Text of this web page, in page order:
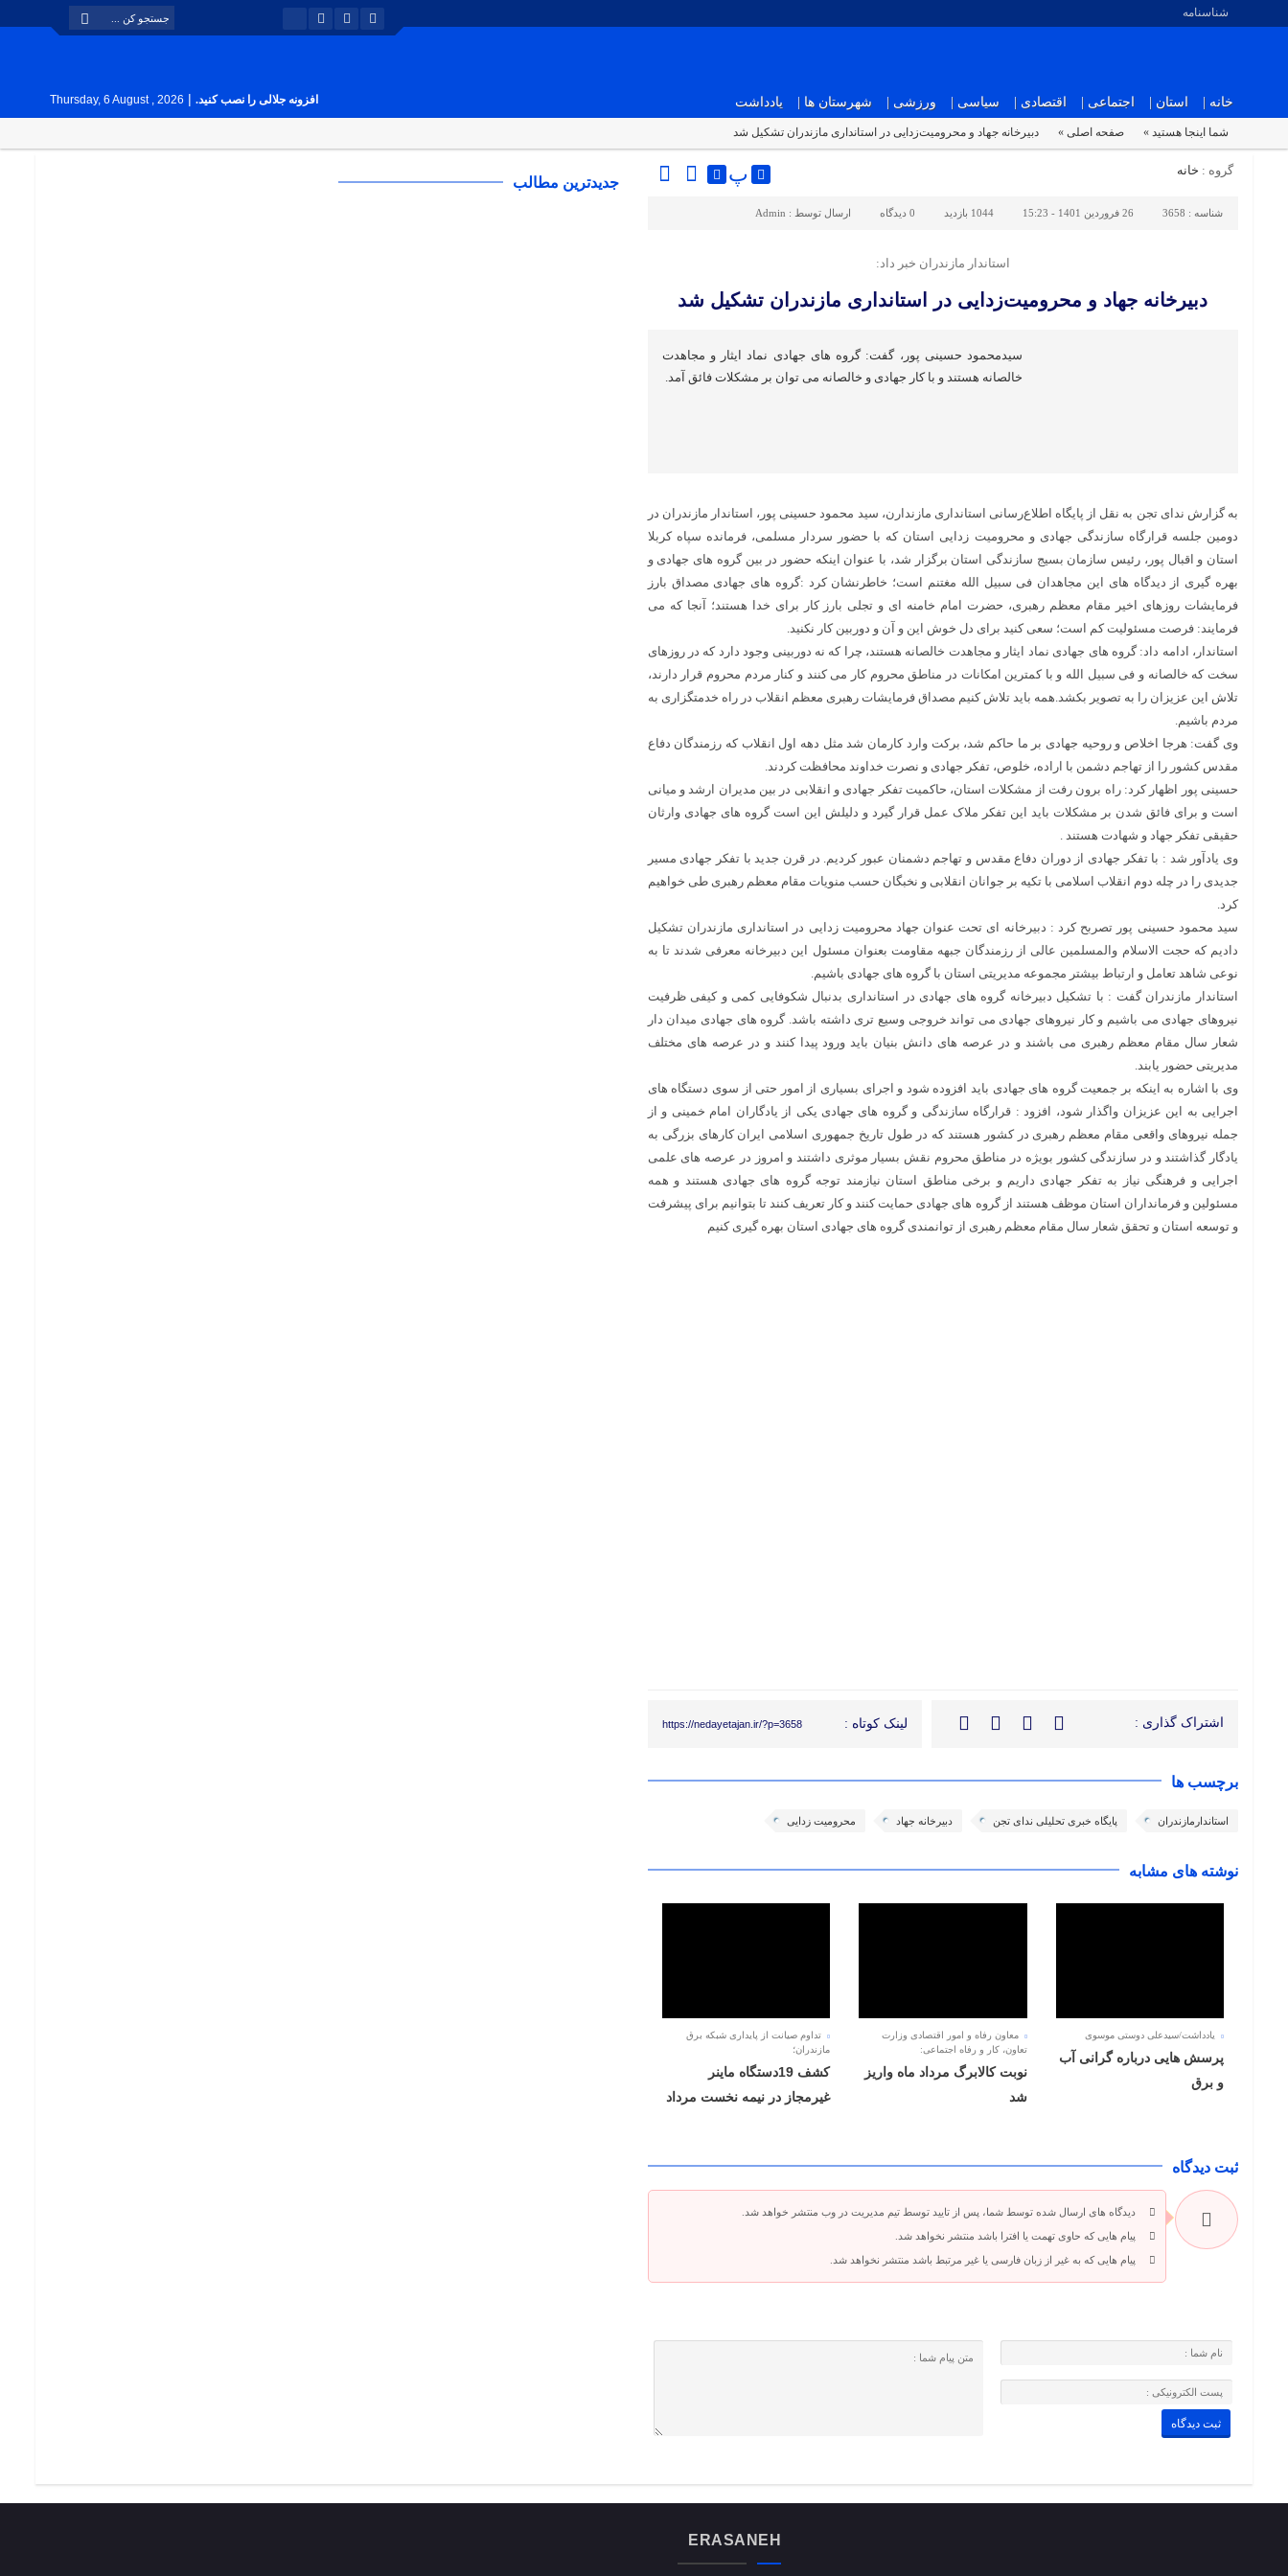
شناسنامه
خانه | استان | اجتماعی | اقتصادی | سیاسی | ورزشی | شهرستان ها | یادداشت افزونه جلالی را نصب کنید. |
Thursday, 6 August , 2026
شما اینجا هستید » صفحه اصلی » دبیرخانه جهاد و محرومیت‌زدایی در استانداری مازندران تشکیل شد
گروه : خانه پ
شناسه : 3658 26 فروردین 1401 - 15:23 1044 بازدید 0 دیدگاه ارسال توسط : Admin
استاندار مازندران خبر داد:
دبیرخانه جهاد و محرومیت‌زدایی در استانداری مازندران تشکیل شد
سیدمحمود حسینی پور، گفت: گروه های جهادی نماد ایثار و مجاهدت
خالصانه هستند و با کار جهادی و خالصانه می توان بر مشکلات فائق آمد. ‎
به گزارش ندای تجن به نقل از پایگاه اطلاع‌رسانی استانداری مازندارن، سید محمود حسینی پور، استاندار مازندران در
دومین جلسه قرارگاه سازندگی جهادی و محرومیت زدایی استان که با حضور سردار مسلمی، فرمانده سپاه کربلا
استان و اقبال پور، رئیس سازمان بسیج سازندگی استان برگزار شد، با عنوان اینکه حضور در بین گروه های جهادی و
بهره گیری از دیدگاه های این مجاهدان فی سبیل الله مغتنم است؛ خاطرنشان کرد :گروه های جهادی مصداق بارز
فرمایشات روزهای اخیر مقام معظم رهبری، حضرت امام خامنه ای و تجلی بارز کار برای خدا هستند؛ آنجا که می
فرمایند: فرصت مسئولیت کم است؛ سعی کنید برای دل خوش این و آن و دوربین کار نکنید.
استاندار، ادامه داد: گروه های جهادی نماد ایثار و مجاهدت خالصانه هستند، چرا که نه دوربینی وجود دارد که در روزهای
سخت که خالصانه و فی سبیل الله و با کمترین امکانات در مناطق محروم کار می کنند و کنار مردم محروم قرار دارند،
تلاش این عزیزان را به تصویر بکشد.همه باید تلاش کنیم مصداق فرمایشات رهبری معظم انقلاب در راه خدمتگزاری به
مردم باشیم.
وی گفت: هرجا اخلاص و روحیه جهادی بر ما حاکم شد، برکت وارد کارمان شد مثل دهه اول انقلاب که رزمندگان دفاع
مقدس کشور را از تهاجم دشمن با اراده، خلوص، تفکر جهادی و نصرت خداوند محافظت کردند.
حسینی پور اظهار کرد: راه برون رفت از مشکلات استان، حاکمیت تفکر جهادی و انقلابی در بین مدیران ارشد و میانی
است و برای فائق شدن بر مشکلات باید این تفکر ملاک عمل قرار گیرد و دلیلش این است گروه های جهادی وارثان
حقیقی تفکر جهاد و شهادت هستند .
وی یادآور شد : با تفکر جهادی از دوران دفاع مقدس و تهاجم دشمنان عبور کردیم. در قرن جدید با تفکر جهادی مسیر
جدیدی را در چله دوم انقلاب اسلامی با تکیه بر جوانان انقلابی و نخبگان حسب منویات مقام معظم رهبری طی خواهیم
کرد.
سید محمود حسینی پور تصربح کرد : دبیرخانه ای تحت عنوان جهاد محرومیت زدایی در استانداری مازندران تشکیل
دادیم که حجت الاسلام والمسلمین عالی از رزمندگان جبهه مقاومت بعنوان مسئول این دبیرخانه معرفی شدند تا به
نوعی شاهد تعامل و ارتباط بیشتر مجموعه مدیریتی استان با گروه های جهادی باشیم.
استاندار مازندران گفت : با تشکیل دبیرخانه گروه های جهادی در استانداری بدنبال شکوفایی کمی و کیفی ظرفیت
نیروهای جهادی می باشیم و کار نیروهای جهادی می تواند خروجی وسیع تری داشته باشد. گروه های جهادی میدان دار
شعار سال مقام معظم رهبری می باشند و در عرصه های دانش بنیان باید ورود پیدا کنند و در عرصه های مختلف
مدیریتی حضور یابند.
وی با اشاره به اینکه بر جمعیت گروه های جهادی باید افزوده شود و اجرای بسیاری از امور حتی از سوی دستگاه های
اجرایی به این عزیزان واگذار شود، افزود : قرارگاه سازندگی و گروه های جهادی یکی از یادگاران امام خمینی و از
جمله نیروهای واقعی مقام معظم رهبری در کشور هستند که در طول تاریخ جمهوری اسلامی ایران کارهای بزرگی به
یادگار گذاشتند و در سازندگی کشور بویژه در مناطق محروم نقش بسیار موثری داشتند و امروز در عرصه های علمی
اجرایی و فرهنگی نیاز به تفکر جهادی داریم و برخی مناطق استان نیازمند توجه گروه های جهادی هستند و همه
مسئولین و فرمانداران استان موظف هستند از گروه های جهادی حمایت کنند و کار تعریف کنند تا بتوانیم برای پیشرفت
و توسعه استان و تحقق شعار سال مقام معظم رهبری از توانمندی گروه های جهادی استان بهره گیری کنیم
اشتراک گذاری : لینک کوتاه : https://nedayetajan.ir/?p=3658
برچسب ها
استاندارمازندران پایگاه خبری تحلیلی ندای تجن دبیرخانه جهاد محرومیت زدایی
نوشته های مشابه
یادداشت/سیدعلی دوستی موسوی
پرسش هایی درباره گرانی آب
و برق
معاون رفاه و امور اقتصادی وزارت
تعاون، کار و رفاه اجتماعی:
نوبت کالابرگ مرداد ماه واریز
شد
تداوم صیانت از پایداری شبکه برق
مازندران؛
کشف 19دستگاه ماینر
غیرمجاز در نیمه نخست مرداد
ثبت دیدگاه
دیدگاه های ارسال شده توسط شما، پس از تایید توسط تیم مدیریت در وب منتشر خواهد شد.
پیام هایی که حاوی تهمت یا افترا باشد منتشر نخواهد شد.
پیام هایی که به غیر از زبان فارسی یا غیر مرتبط باشد منتشر نخواهد شد.
جدیدترین مطالب
ERASANEH